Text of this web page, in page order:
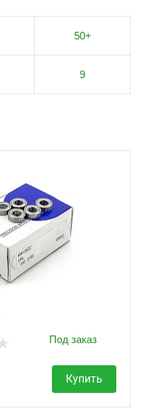
50+
9
Под заказ
Купить